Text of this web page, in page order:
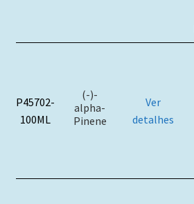
P45702-
100ML
(-)-
alpha-
Pinene
Ver
detalhes